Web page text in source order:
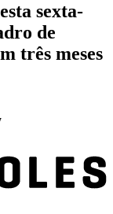
sexta-
de
três meses